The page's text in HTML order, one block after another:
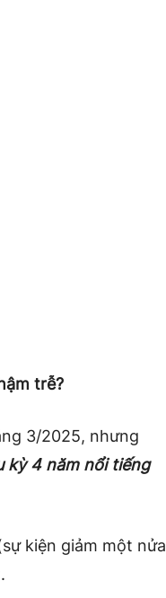
trễ?
3/2025, nhưng
kỳ 4 năm nổi tiếng
kiện giảm một nửa